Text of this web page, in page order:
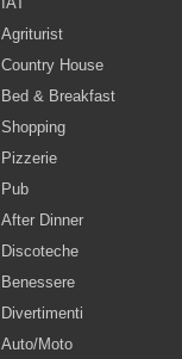
Agriturist
Country House
Bed & Breakfast
Shopping
Pizzerie
Pub
After Dinner
Discoteche
Benessere
Divertimenti
Auto/Moto